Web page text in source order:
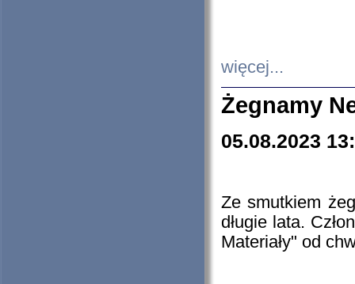
więcej...
Żegnamy
05.08.2023
Ze smutkiem
długie lata.
Materiały" od